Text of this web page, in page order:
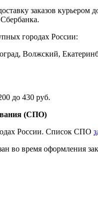
заказов
городах России:
Волжский,
до 430 руб.
(СПО)
России. Список СПО
во время оформления